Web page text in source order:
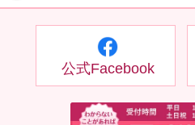
公式Facebook